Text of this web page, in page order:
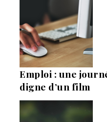
Emploi : une
digne d’un film